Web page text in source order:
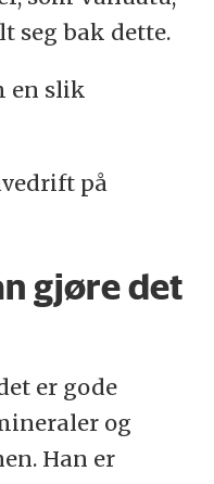
seg bak dette.
en slik
på
gjøre det
er gode
og
Han er